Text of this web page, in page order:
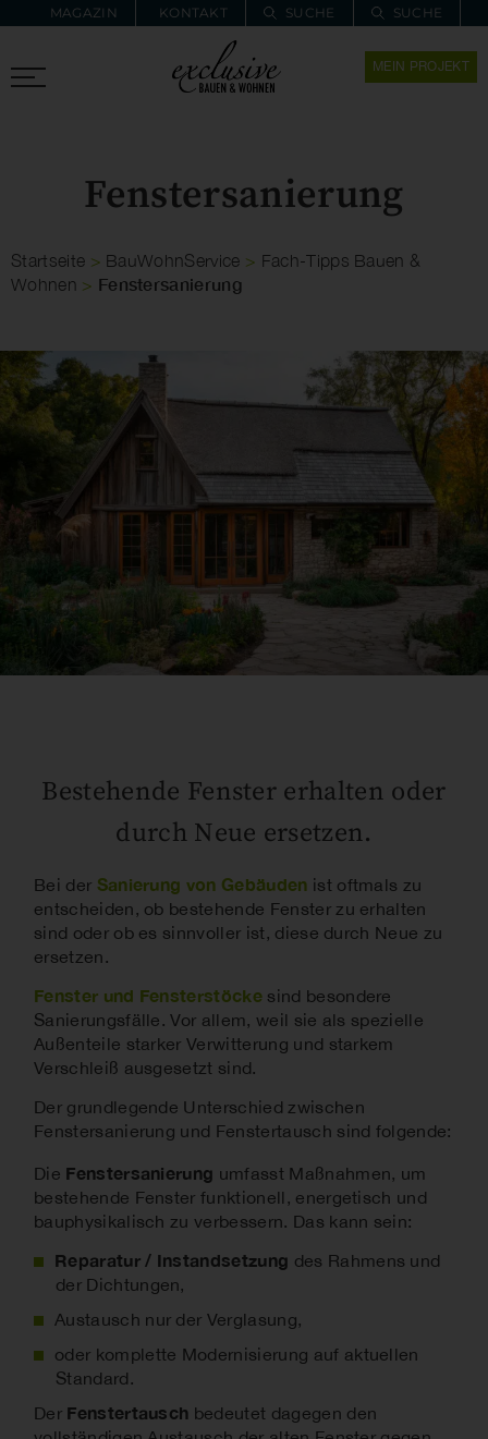
MAGAZIN KONTAKT SUCHE
SUCHE
PROARCHITEC PROINSTALL MEIN PROJEKT
Fenstersanierung
Startseite > BauWohnService > Fach-Tipps Bauen &
Wohnen > Fenstersanierung
Bestehende Fenster erhalten oder
durch Neue ersetzen.
Bei der Sanierung von Gebäuden ist oftmals zu
entscheiden, ob bestehende Fenster zu erhalten
sind oder ob es sinnvoller ist, diese durch Neue zu
ersetzen.
Fenster und Fensterstöcke sind besondere
Sanierungsfälle. Vor allem, weil sie als spezielle
Außenteile starker Verwitterung und starkem
Verschleiß ausgesetzt sind.
Der grundlegende Unterschied zwischen
Fenstersanierung und Fenstertausch sind folgende:
Die Fenstersanierung umfasst Maßnahmen, um
bestehende Fenster funktionell, energetisch und
bauphysikalisch zu verbessern. Das kann sein:
Reparatur / Instandsetzung des Rahmens und
der Dichtungen,
Austausch nur der Verglasung,
oder komplette Modernisierung auf aktuellen
Standard.
Der Fenstertausch bedeutet dagegen den